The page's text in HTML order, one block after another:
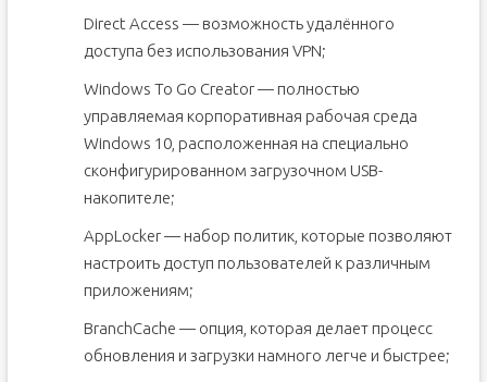
Direct Access — возможность удалённого
доступа без использования VPN;
Windows To Go Creator — полностью
управляемая корпоративная рабочая среда
Windows 10, расположенная на специально
сконфигурированном загрузочном USB-
накопителе;
AppLocker — набор политик, которые позволяют
настроить доступ пользователей к различным
приложениям;
BranchCache — опция, которая делает процесс
обновления и загрузки намного легче и быстрее;